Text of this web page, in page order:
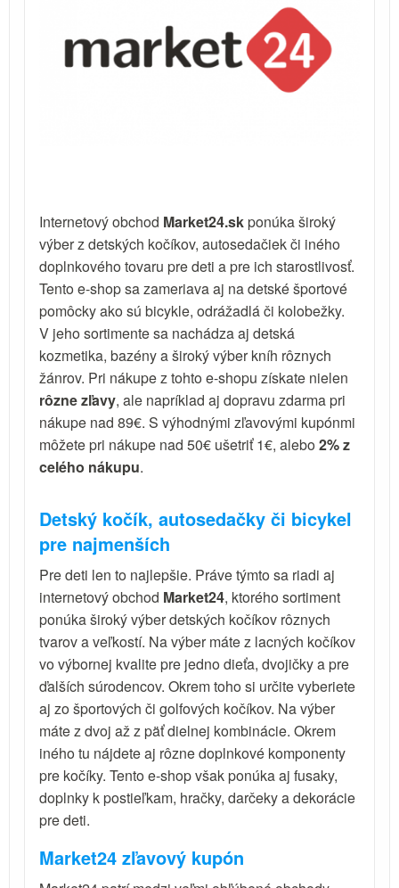
Internetový obchod Market24.skponúka široký
výber z detských kočíkov, autosedačiek či iného
doplnkového tovaru pre deti a pre ich starostlivosť.
Tento e-shop sa zameriava aj na detské športové
pomôcky ako sú bicykle, odrážadlá či kolobežky.
V jeho sortimente sa nachádza aj detská
kozmetika, bazény a široký výber kníh rôznych
žánrov. Pri nákupe z tohto e-shopu získate nielen
rôzne zľavy, ale napríklad aj dopravu zdarma pri
nákupe nad 89€. S výhodnými zľavovými kupónmi
môžete pri nákupe nad 50€ ušetriť 1€, alebo 2% z
celého nákupu.
Detský kočík, autosedačky či bicykel
pre najmenších
Pre deti len to najlepšie. Práve týmto sa riadi aj
internetový obchod Market24, ktorého sortiment
ponúka široký výber detských kočíkov rôznych
tvarov a veľkostí. Na výber máte z lacných kočíkov
vo výbornej kvalite pre jedno dieťa, dvojičky a pre
ďalších súrodencov. Okrem toho si určite vyberiete
aj zo športových či golfových kočíkov. Na výber
máte z dvoj až z päť dielnej kombinácie. Okrem
iného tu nájdete aj rôzne doplnkové komponenty
pre kočíky. Tento e-shop však ponúka aj fusaky,
doplnky k postieľkam, hračky, darčeky a dekorácie
pre deti.
Market24 zľavový kupón